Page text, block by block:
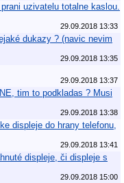
uzivatelu totalne kaslou.
29.09.2018 13:33
dukazy ? (navic nevim
29.09.2018 13:35
29.09.2018 13:37
tim to podkladas ? Musi
29.09.2018 13:38
displeje do hrany telefonu,
29.09.2018 13:41
displeje, či displeje s
29.09.2018 15:00